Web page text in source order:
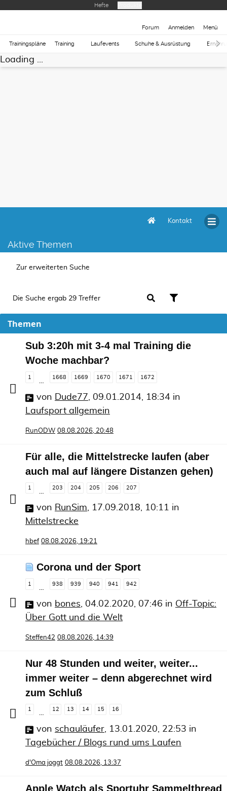
Hefte
Forum Anmelden Menü
Trainingspläne Training Laufevents Schuhe & Ausrüstung
Loading ...
Kontakt
Aktive Themen
Zur erweiterten Suche
Die Suche ergab 29 Treffer
Themen
Sub 3:20h mit 3-4 mal Training die
Woche machbar?
1 1668 1669 1670 1671 1672
von Dude77 09.01.2014, 18:34 in
Laufsport allgemein
RunODW 08.08.2026, 20:48
Für alle, die Mittelstrecke laufen (aber
auch mal auf längere Distanzen gehen)
1
…
203 204 205 206 207
von RunSim, 17.09.2018, 10:11 in
Mittelstrecke
hbef 08.08.2026, 19:21
Corona und der Sport
1 938 939 940 941 942
von bones 04.02.2020, 07:46 in Off-Topic:
Über Gott und die Welt
Steffen42 08.08.2026, 14:39
Nur 48 Stunden und weiter, weiter...
immer weiter – denn abgerechnet wird
zum Schluß
1
…
12 13 14 15 16
von schauläufer, 13.01.2020, 22:53 in
Tagebücher / Blogs rund ums Laufen
d'Oma joggt 08.08.2026, 13:37
Apple Watch als Sportuhr Sammelthread